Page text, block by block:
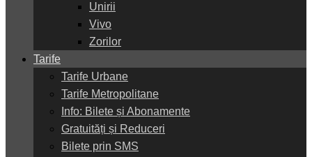
Unirii
Vivo
Zorilor
Tarife
Tarife Urbane
Tarife Metropolitane
Info: Bilete și Abonamente
Gratuități și Reduceri
Bilete prin SMS